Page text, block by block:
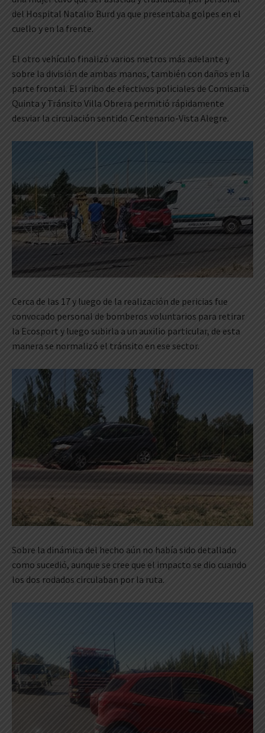
del Hospital Natalio Burd ya que presentaba golpes en el
cuello y en la frente.
El otro vehículo finalizó varios metros más adelante y
sobre la división de ambas manos, también con daños en la
parte frontal. El arribo de efectivos policiales de Comisaría
Quinta y Tránsito Villa Obrera permitió rápidamente
desviar la circulación sentido Centenario-Vista Alegre.
Cerca de las 17 y luego de la realización de pericias fue
convocado personal de bomberos voluntarios para retirar
la Ecosport y luego subirla a un auxilio particular, de esta
manera se normalizó el tránsito en ese sector.
Sobre la dinámica del hecho aún no había sido detallado
como sucedió, aunque se cree que el impacto se dio cuando
los dos rodados circulaban por la ruta.